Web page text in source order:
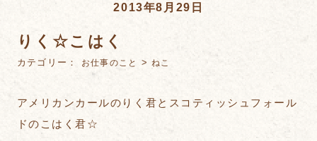
2013年8月29日
りく☆こはく
カテゴリー： お仕事のこと >ねこ
アメリカンカールのりく君とスコティッシュフォール
ドのこはく君☆